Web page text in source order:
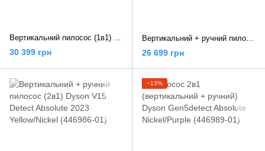
Вертикальний пилосос (1в1) Dyson Pencilvac Fluffycones SV50 FC (492709-01)
30 399 грн
Вертикальний + ручний пилосос (2в1) Dyson V12s Detect Slim Submarine Yellow/Nickel (485350-01)
26 699 грн
−13%